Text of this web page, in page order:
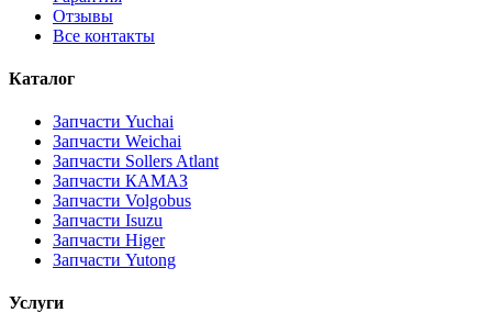
Отзывы
Все контакты
Каталог
Запчасти Yuchai
Запчасти Weichai
Запчасти Sollers Atlant
Запчасти КАМАЗ
Запчасти Volgobus
Запчасти Isuzu
Запчасти Higer
Запчасти Yutong
Услуги